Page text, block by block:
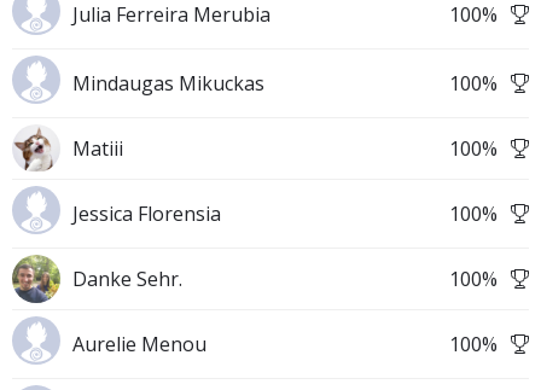
Julia Ferreira Merubia 100%
Mindaugas Mikuckas 100%
Matiii 100%
Jessica Florensia 100%
Danke Sehr. 100%
Aurelie Menou 100%